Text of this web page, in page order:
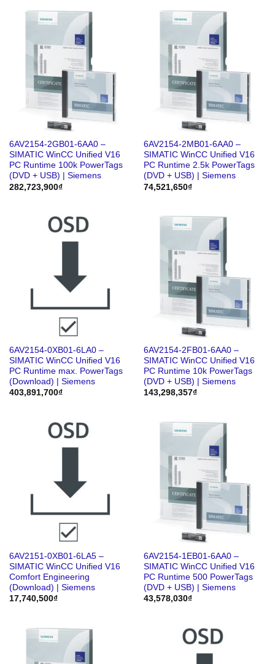
6AV2154-2GB01-6AA0 –
SIMATIC WinCC Unified V16
PC Runtime 100k PowerTags
(DVD + USB) | Siemens
282,723,900₫
6AV2154-2MB01-6AA0 –
SIMATIC WinCC Unified V16
PC Runtime 2.5k PowerTags
(DVD + USB) | Siemens
74,521,650₫
6AV2154-0XB01-6LA0 –
SIMATIC WinCC Unified V16
PC Runtime max. PowerTags
(Download) | Siemens
403,891,700₫
6AV2154-2FB01-6AA0 –
SIMATIC WinCC Unified V16
PC Runtime 10k PowerTags
(DVD + USB) | Siemens
143,298,357₫
6AV2151-0XB01-6LA5 –
SIMATIC WinCC Unified V16
Comfort Engineering
(Download) | Siemens
17,740,500₫
6AV2154-1EB01-6AA0 –
SIMATIC WinCC Unified V16
PC Runtime 500 PowerTags
(DVD + USB) | Siemens
43,578,030₫